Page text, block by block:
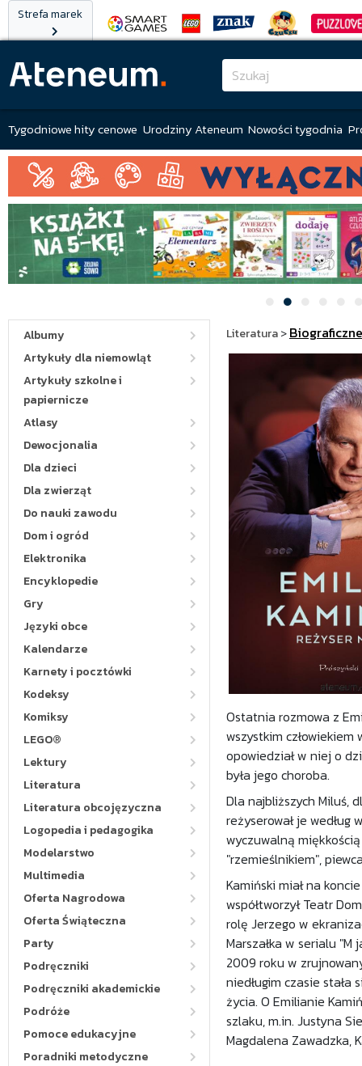
Strefa marek
Tygodniowe hity cenowe Urodziny Ateneum Nowości tygodnia
Albumy
Artykuły dla niemowląt
Artykuły szkolne i
papiernicze
Atlasy
Dewocjonalia
Dla dzieci
Dla zwierząt
Do nauki zawodu
Dom i ogród
Elektronika
Encyklopedie
Gry
Języki obce
Kalendarze
Karnety i pocztówki
Kodeksy
Komiksy
LEGO®
Lektury
Literatura
Literatura obcojęzyczna
Logopedia i pedagogika
Modelarstwo
Multimedia
Oferta Nagrodowa
Oferta Świąteczna
Party
Podręczniki
Podręczniki akademickie
Podróże
Pomoce edukacyjne
Poradniki metodyczne
Literatura>Biograficzne
Ostatnia rozmowa z
wszystkim
opowiedział w niej o
była jego choroba.
Dla najbliższych Miluś,
reżyserował je według
wyczuwalną
"rzemieślnikiem",
Kamiński miał na
współtworzył Teatr
rolę Jerzego w
Marszałka w serialu
2009 roku w
niedługim czasie
życia. O Emilianie
szlaku, m.in. Justyna
Magdalena Zawadzka,